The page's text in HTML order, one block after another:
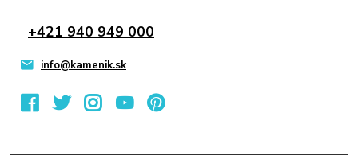
+421 940 949 000
info@kamenik.sk